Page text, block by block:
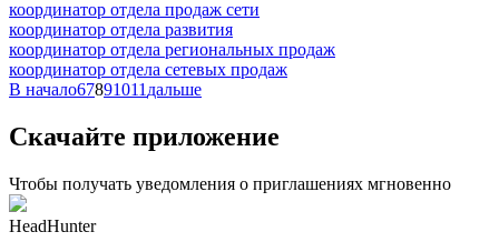
координатор отдела продаж сети
координатор отдела развития
координатор отдела региональных продаж
координатор отдела сетевых продаж
В начало67891011 дальше
Скачайте приложение
Чтобы получать уведомления о приглашениях мгновенно
HeadHunter